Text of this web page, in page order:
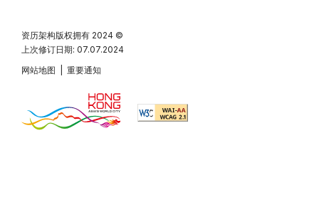
资历架构版权拥有 2024 ©
上次修订日期: 07.07.2024
网站地图
重要通知